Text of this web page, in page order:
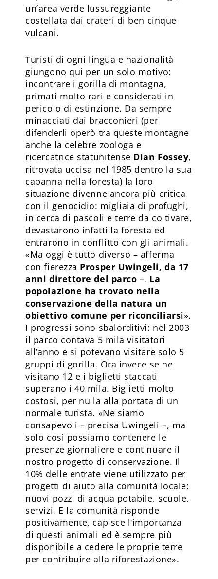
un’area verde lussureggiante
costellata dai crateri di ben cinque
vulcani.
Turisti di ogni lingua e nazionalità
giungono qui per un solo motivo:
incontrare i gorilla di montagna,
primati molto rari e considerati in
pericolo di estinzione. Da sempre
minacciati dai bracconieri (per
difenderli operò tra queste montagne
anche la celebre zoologa e
ricercatrice statunitense Dian Fossey,
ritrovata uccisa nel 1985 dentro la sua
capanna nella foresta) la loro
situazione divenne ancora più critica
con il genocidio: migliaia di profughi,
in cerca di pascoli e terre da coltivare,
devastarono infatti la foresta ed
entrarono in conflitto con gli animali.
«Ma oggi è tutto diverso – afferma
con fierezza Prosper Uwingeli, da 17
anni direttore del parco –. La
popolazione ha trovato nella
conservazione della natura un
obiettivo comune per riconciliarsi».
I progressi sono sbalorditivi: nel 2003
il parco contava 5 mila visitatori
all’anno e si potevano visitare solo 5
gruppi di gorilla. Ora invece se ne
visitano 12 e i biglietti staccati
superano i 40 mila. Biglietti molto
costosi, per nulla alla portata di un
normale turista. «Ne siamo
consapevoli – precisa Uwingeli –, ma
solo così possiamo contenere le
presenze giornaliere e continuare il
nostro progetto di conservazione. Il
10% delle entrate viene utilizzato per
progetti di aiuto alla comunità locale:
nuovi pozzi di acqua potabile, scuole,
servizi. E la comunità risponde
positivamente, capisce l’importanza
di questi animali ed è sempre più
disponibile a cedere le proprie terre
per contribuire alla riforestazione».